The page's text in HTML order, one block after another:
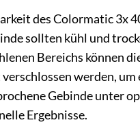
des Colormatic 3x
sollten kühl und
Bereichs können
werden,
Gebinde unter
Ergebnisse.